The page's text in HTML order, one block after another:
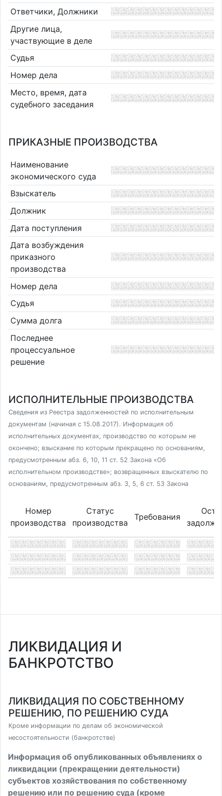
Ответчики, Должники
Другие лица,
участвующие в деле
Судья
Номер дела
Место, время, дата
судебного заседания
ПРИКАЗНЫЕ ПРОИЗВОДСТВА
Наименование
экономического суда
Взыскатель
Должник
Дата поступления
Дата возбуждения
приказного
производства
Номер дела
Судья
Сумма долга
Последнее
процессуальное
решение
ИСПОЛНИТЕЛЬНЫЕ ПРОИЗВОДСТВА
Сведения из Реестра задолженностей по исполнительным
документам (начиная с 15.08.2017). Информация об
исполнительных документах, производство по которым не
окончено; взыскание по которым прекращено по основаниям,
предусмотренным абз. 6, 10, 11 ст. 52 Закона «Об
исполнительном производстве»; возвращенных взыскателю по
основаниям, предусмотренным абз. 3, 5, 6 ст. 53 Закона
Номер
производства
Статус
производства
Требования
ЛИКВИДАЦИЯ И
БАНКРОТСТВО
ЛИКВИДАЦИЯ ПО СОБСТВЕННОМУ
РЕШЕНИЮ, ПО РЕШЕНИЮ СУДА
Кроме информации по делам об экономической
несостоятельности (банкротстве)
Информация об опубликованных объявлениях о
ликвидации (прекращении деятельности)
субъектов хозяйствования по собственному
решению или по решению суда (кроме